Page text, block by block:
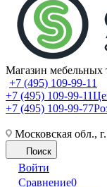
Магазин мебельных
+7 (495) 109-99-11
+7 (495) 109-99-11
+7 (495) 109-99-77
Московская обл.,
Поиск
Войти
Сравнение0